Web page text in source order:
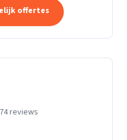
sta ik klaar
offertes
74 reviews